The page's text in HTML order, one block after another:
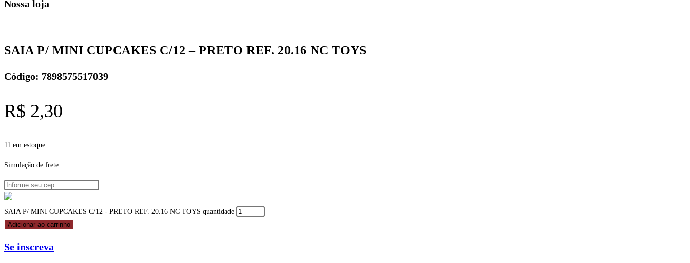
Nossa loja
SAIA P/ MINI CUPCAKES C/12 – PRETO REF. 20.16 NC TOYS
Código: 7898575517039
R$ 2,30
11 em estoque
Simulação de frete
SAIA P/ MINI CUPCAKES C/12 - PRETO REF. 20.16 NC TOYS quantidade
Adicionar ao carrinho
Se inscreva